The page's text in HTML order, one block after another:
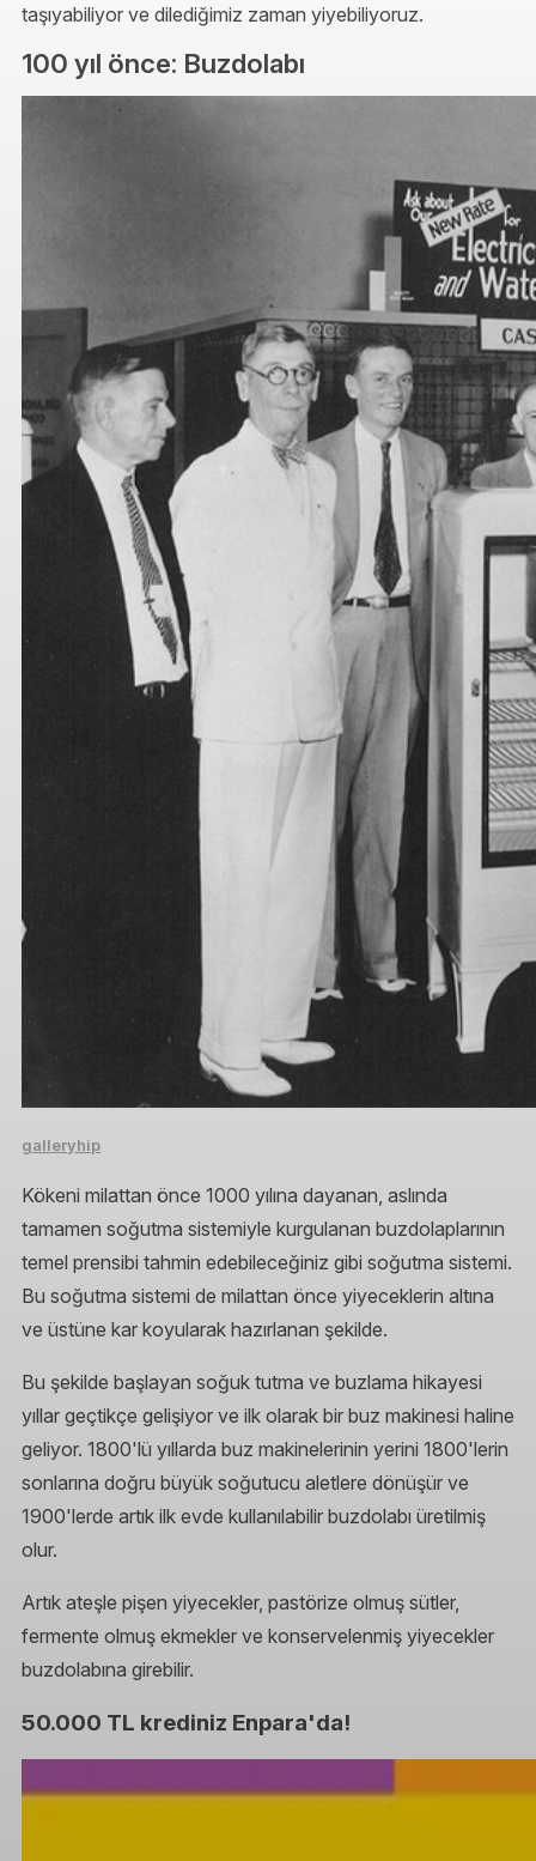
taşıyabiliyor ve dilediğimiz zaman yiyebiliyoruz.
100 yıl önce: Buzdolabı
galleryhip
Kökeni milattan önce 1000 yılına dayanan, aslında
tamamen soğutma sistemiyle kurgulanan buzdolaplarının
temel prensibi tahmin edebileceğiniz gibi soğutma sistemi.
Bu soğutma sistemi de milattan önce yiyeceklerin altına
ve üstüne kar koyularak hazırlanan şekilde.
Bu şekilde başlayan soğuk tutma ve buzlama hikayesi
yıllar geçtikçe gelişiyor ve ilk olarak bir buz makinesi haline
geliyor. 1800'lü yıllarda buz makinelerinin yerini 1800'lerin
sonlarına doğru büyük soğutucu aletlere dönüşür ve
1900'lerde artık ilk evde kullanılabilir buzdolabı üretilmiş
olur.
Artık ateşle pişen yiyecekler, pastörize olmuş sütler,
fermente olmuş ekmekler ve konservelenmiş yiyecekler
buzdolabına girebilir.
50.000 TL krediniz Enpara'da!